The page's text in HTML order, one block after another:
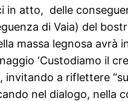
in atto, delle
di Vaia) del
massa legnosa avrà
‘Custodiamo il
a riflettere
nel dialogo, nella